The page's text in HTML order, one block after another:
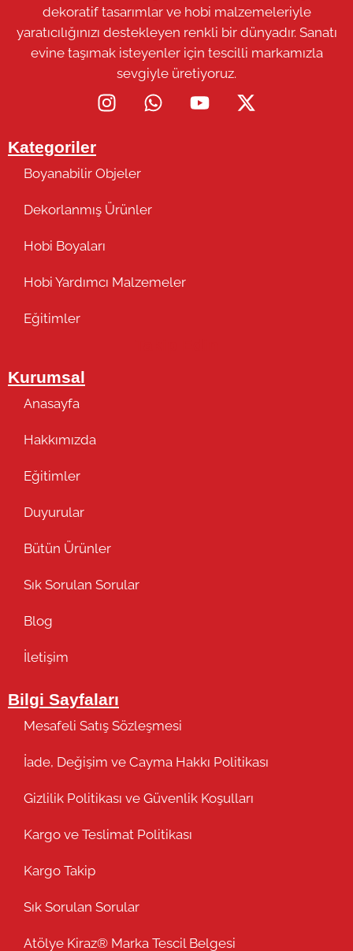
dekoratif tasarımlar ve hobi malzemeleriyle
yaratıcılığınızı destekleyen renkli bir dünyadır. Sanatı
evine taşımak isteyenler için tescilli markamızla
sevgiyle üretiyoruz.
Kategoriler
Boyanabilir Objeler
Dekorlanmış Ürünler
Hobi Boyaları
Hobi Yardımcı Malzemeler
Eğitimler
Kurumsal
Anasayfa
Hakkımızda
Eğitimler
Duyurular
Bütün Ürünler
Sık Sorulan Sorular
Blog
İletişim
Bilgi Sayfaları
Mesafeli Satış Sözleşmesi
İade, Değişim ve Cayma Hakkı Politikası
Gizlilik Politikası ve Güvenlik Koşulları
Kargo ve Teslimat Politikası
Kargo Takip
Sık Sorulan Sorular
Atölye Kiraz® Marka Tescil Belgesi